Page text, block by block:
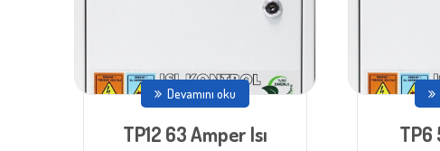
Devamını oku
TP12 63 Amper Isı
TP6